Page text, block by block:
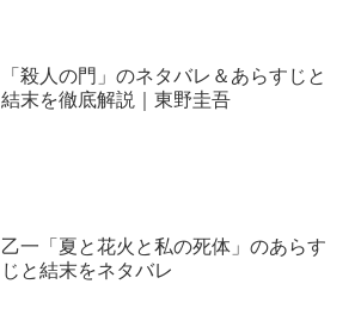
「殺人の門」のネタバレ＆あらすじと
結末を徹底解説｜東野圭吾
乙一「夏と花火と私の死体」のあらす
じと結末をネタバレ